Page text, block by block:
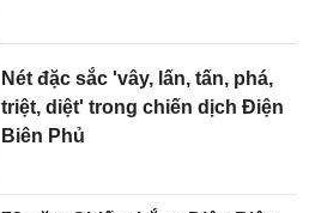
Nét đặc sắc 'vây, lấn, tấn, phá,
triệt, diệt' trong chiến dịch Điện
Biên Phủ